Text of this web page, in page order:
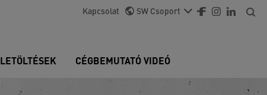
Kapcsolat SW Csoport
LETÖLTÉSEK CÉGBEMUTATÓ VIDEÓ